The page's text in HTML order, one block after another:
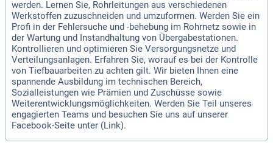
werden. Lernen Sie, Rohrleitungen aus verschiedenen
Werkstoffen zuzuschneiden und umzuformen. Werden Sie ein
Profi in der Fehlersuche und -behebung im Rohrnetz sowie in
der Wartung und Instandhaltung von Übergabestationen.
Kontrollieren und optimieren Sie Versorgungsnetze und
Verteilungsanlagen. Erfahren Sie, worauf es bei der Kontrolle
von Tiefbauarbeiten zu achten gilt. Wir bieten Ihnen eine
spannende Ausbildung im technischen Bereich,
Sozialleistungen wie Prämien und Zuschüsse sowie
Weiterentwicklungsmöglichkeiten. Werden Sie Teil unseres
engagierten Teams und besuchen Sie uns auf unserer
Facebook-Seite unter (Link).